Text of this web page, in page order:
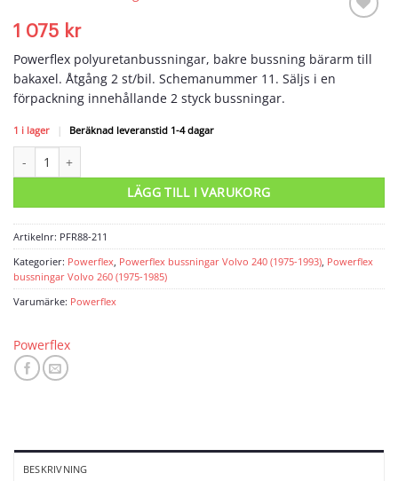
1 075 kr
Powerflex polyuretanbussningar, bakre bussning bärarm till
bakaxel. Åtgång 2 st/bil. Schemanummer 11. Säljs i en
förpackning innehållande 2 styck bussningar.
1 i lager | Beräknad leveranstid 1-4 dagar
LÄGG TILL I VARUKORG
Artikelnr: PFR88-211
Kategorier: Powerflex, Powerflex bussningar Volvo 240 (1975-1993), Powerflex
bussningar Volvo 260 (1975-1985)
Varumärke: Powerflex
Powerflex
BESKRIVNING